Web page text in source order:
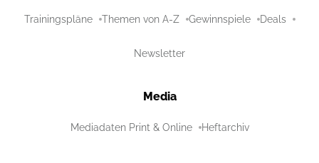
Trainingspläne Themen von A-Z Gewinnspiele Deals
Newsletter
Media
Mediadaten Print & Online Heftarchiv